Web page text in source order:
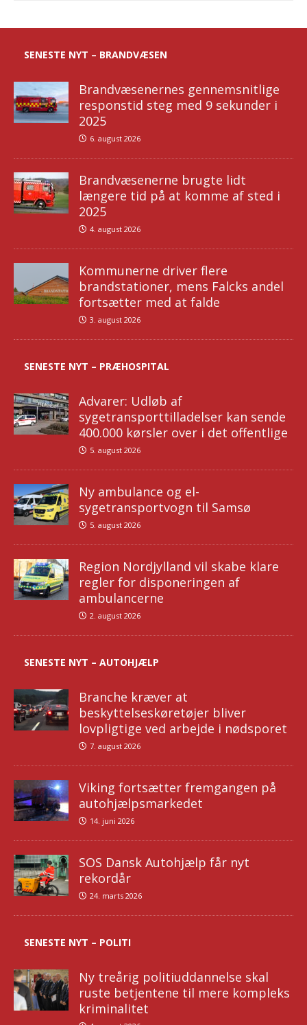
SENESTE NYT – BRANDVÆSEN
Brandvæsenernes gennemsnitlige
responstid steg med 9 sekunder i
2025
6. august 2026
Brandvæsenerne brugte lidt
længere tid på at komme af sted i
2025
4. august 2026
Kommunerne driver flere
brandstationer, mens Falcks andel
fortsætter med at falde
3. august 2026
SENESTE NYT – PRÆHOSPITAL
Advarer: Udløb af
sygetransporttilladelser kan sende
400.000 kørsler over i det offentlige
5. august 2026
Ny ambulance og el-
sygetransportvogn til Samsø
5. august 2026
Region Nordjylland vil skabe klare
regler for disponeringen af
ambulancerne
2. august 2026
SENESTE NYT – AUTOHJÆLP
Branche kræver at
beskyttelseskøretøjer bliver
lovpligtige ved arbejde i nødsporet
7. august 2026
Viking fortsætter fremgangen på
autohjælpsmarkedet
14. juni 2026
SOS Dansk Autohjælp får nyt
rekordår
24. marts 2026
SENESTE NYT – POLITI
Ny treårig politiuddannelse skal
ruste betjentene til mere kompleks
kriminalitet